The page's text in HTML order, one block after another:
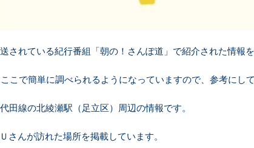
されている紀行番組「朝の！さんぽ道」で紹介された情報を
こで簡単に調べられるようになっていますので、参考にして
田線の北綾瀬駅（足立区）周辺の情報です。
んが訪れた場所を掲載しています。